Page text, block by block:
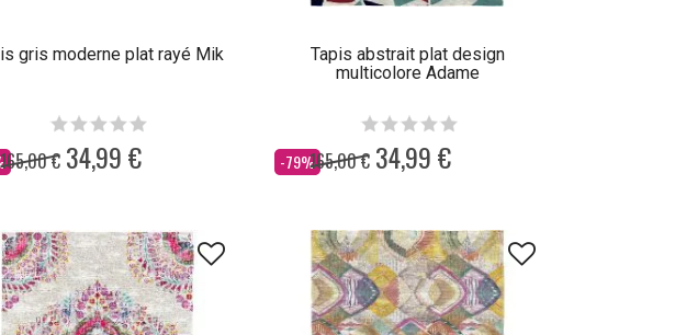
gris moderne plat rayé Mik
165,00 € 34,99 €
Tapis abstrait plat design
multicolore Adame
-79%
Dès 165,00 € 34,99 €